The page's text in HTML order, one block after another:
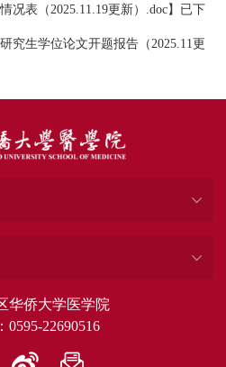
况表（2025.11.19更新）.doc】已下
究生学位论文开题报告（2025.11更
华侨大学医学院
22690516